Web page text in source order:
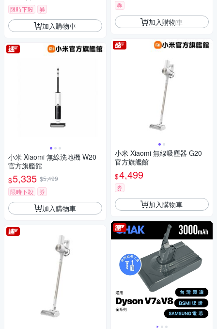
限時下殺 券
加入購物車
小米 Xiaomi 無線洗地機 W20
官方旗艦館
$5,335 $5,499
限時下殺
券
加入購物車
券
加入購物車
小米 Xiaomi 無線吸塵器 G20
官方旗艦館
$4,499
券
加入購物車